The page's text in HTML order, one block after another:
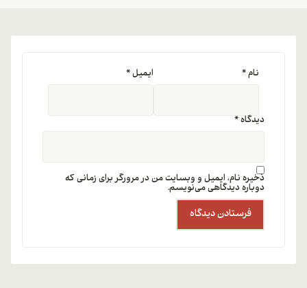
دیدگاه*
نام* ایمیل*
ذخیره نام، ایمیل و وبسایت من در مرورگر برای زمانی که
دوباره دیدگاهی می‌نویسم.